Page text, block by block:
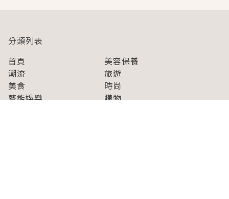
分類列表
首頁
美容保養
潮流
旅遊
美食
時尚
藝能娛樂
購物